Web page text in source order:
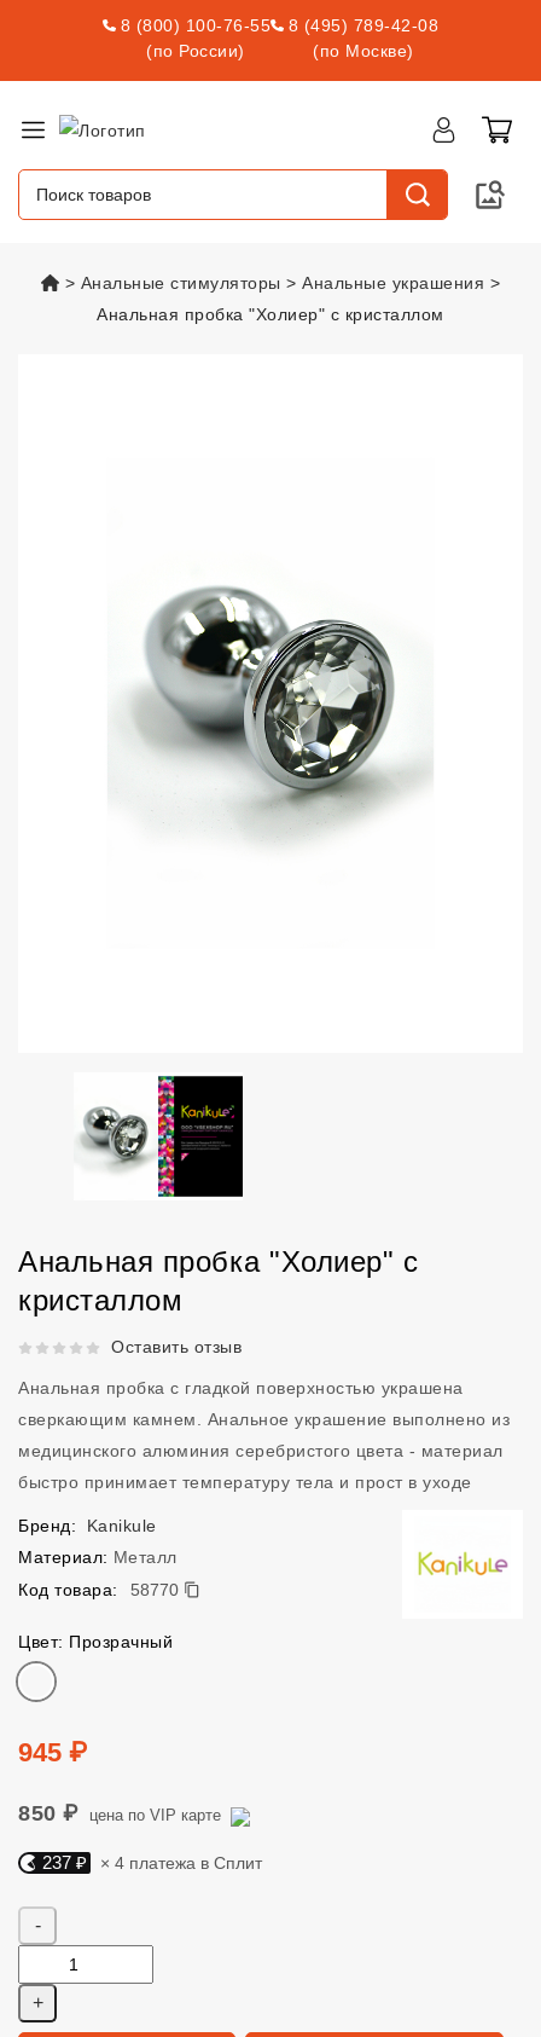
8 (800) 100-76-55
(по России)
8 (495) 789-42-08
(по Москве)
vsexshop.ru
Анальные стимуляторы
Анальные украшения
Анальная пробка "Холиер" с кристаллом
Анальная пробка "Холиер" с
кристаллом
Рейтинг 5 из 5.Оставить отзыв
Анальная пробка с гладкой поверхностью украшена
сверкающим камнем. Анальное украшение выполнено из
медицинского алюминия серебристого цвета - материал
быстро принимает температуру тела и прост в уходе
Бренд:
Kanikule
Материал: Металл
Код товара:
58770
58770
Цвет: Прозрачный
Цвет
Цена
945 ₽
850 ₽ цена по VIP карте
Яндекс Сплит. 237 руб, 4 платежа в Сплит
237 ₽ × 4 платежа в Сплит